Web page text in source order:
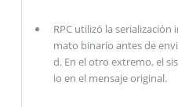
RPC utilizó la
mato binario antes de
d. En el otro extremo, el
io en el mensaje original.